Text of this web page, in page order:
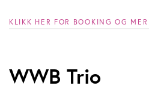
KLIKK HER FOR BOOKING OG
WWB Trio